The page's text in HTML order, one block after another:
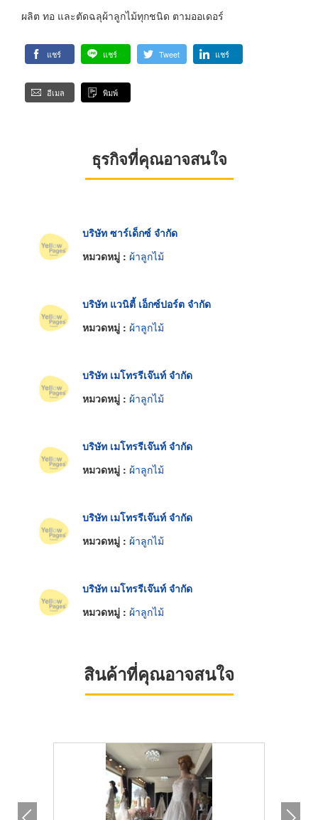
ผลิต ทอ และตัดฉลุผ้าลูกไม้ทุกชนิด ตามออเดอร์
แชร์ แชร์ Tweet แชร์
อีเมล พิมพ์
ธุรกิจที่คุณอาจสนใจ
บริษัท ซาร์เด็กซ์ จำกัด
หมวดหมู่ : ผ้าลูกไม้
บริษัท แวนิตี้ เอ็กซ์ปอร์ต จำกัด
หมวดหมู่ : ผ้าลูกไม้
บริษัท เมโทรรีเจ๊นท์ จำกัด
หมวดหมู่ : ผ้าลูกไม้
บริษัท เมโทรรีเจ๊นท์ จำกัด
หมวดหมู่ : ผ้าลูกไม้
บริษัท เมโทรรีเจ๊นท์ จำกัด
หมวดหมู่ : ผ้าลูกไม้
บริษัท เมโทรรีเจ๊นท์ จำกัด
หมวดหมู่ : ผ้าลูกไม้
สินค้าที่คุณอาจสนใจ